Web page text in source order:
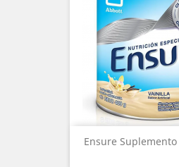
Ensure